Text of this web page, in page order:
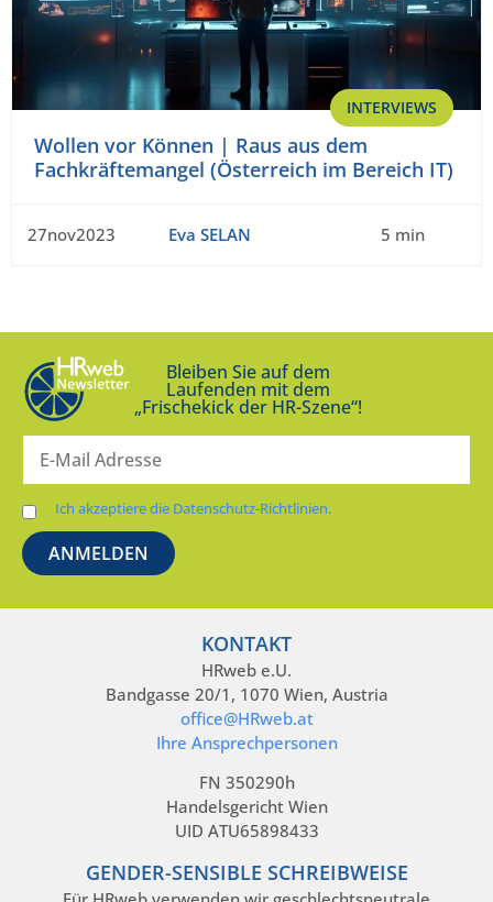
INTERVIEWS
Wollen vor Können | Raus aus dem
Fachkräftemangel (Österreich im Bereich IT)
27nov2023 Eva SELAN 5 min
Bleiben Sie auf dem
Laufenden mit dem
„Frischekick der HR-Szene“!
Ich akzeptiere die Datenschutz-Richtlinien.
KONTAKT
HRweb e.U.
Bandgasse 20/1, 1070 Wien, Austria
office@HRweb.at
Ihre Ansprechpersonen
FN 350290h
Handelsgericht Wien
UID ATU65898433
GENDER-SENSIBLE SCHREIBWEISE